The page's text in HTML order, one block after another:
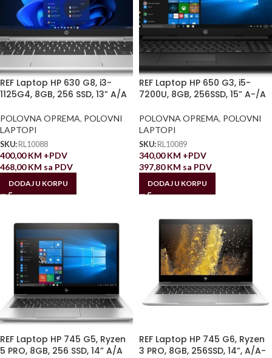
REF Laptop HP 630 G8, i3-
1125G4, 8GB, 256 SSD, 13” A/A
POLOVNA OPREMA, POLOVNI
LAPTOPI
SKU: RL10088
400,00KM +PDV
468,00KM sa PDV
DODAJ U KORPU
REF Laptop HP 650 G3, i5-
7200U, 8GB, 256SSD, 15” A-/A
POLOVNA OPREMA, POLOVNI
LAPTOPI
SKU: RL10089
340,00KM +PDV
397,80KM sa PDV
DODAJ U KORPU
REF Laptop HP 745 G5, Ryzen
5 PRO, 8GB, 256 SSD, 14” A/A
REF Laptop HP 745 G6, Ryzen
3 PRO, 8GB, 256SSD, 14”, A/A-